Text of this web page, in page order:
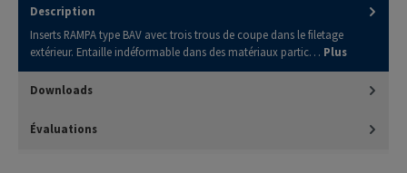
Description
Inserts RAMPA type BAV avec trois trous de coupe dans le filetage
extérieur. Entaille indéformable dans des matériaux partic… Plus
Downloads
Évaluations